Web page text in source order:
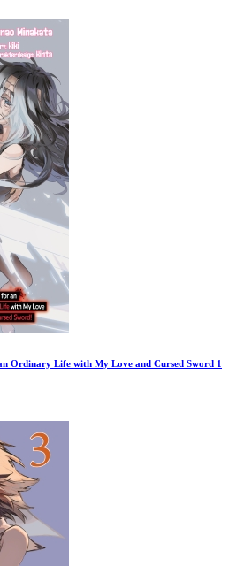
Ordinary Life with My Love and Cursed Sword 1